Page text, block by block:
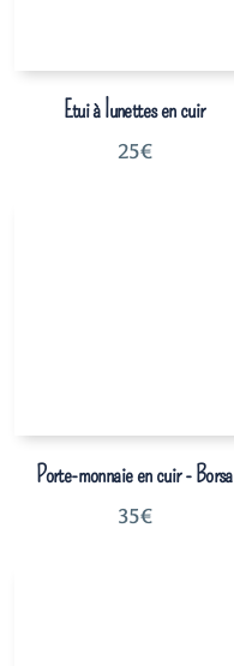
Etui à lunettes en cuir
25€
Porte-monnaie en cuir - Borsa
35€